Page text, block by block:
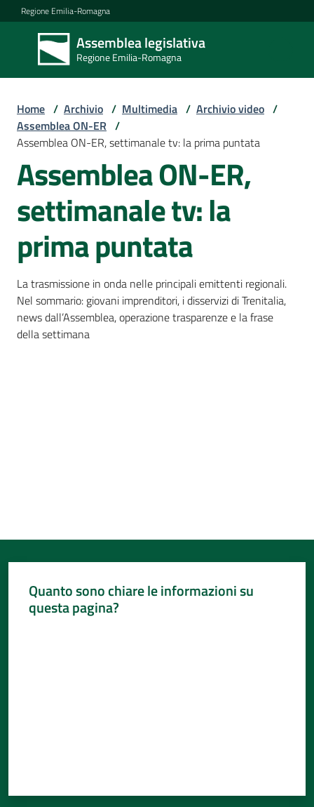
Vai al contenuto
Vai alla navigazione
Vai al footer
Regione Emilia-Romagna
Assemblea legislativa
Regione Emilia-Romagna
Assemblea
legislativa
Regione Emilia-
Assemblea
Attività
Argomenti
Per
i
Home / Archivio / Multimedia / Archivio video /
Assemblea ON-ER /
Assemblea ON-ER, settimanale tv: la prima puntata
Assemblea ON-ER,
settimanale tv: la
prima puntata
La trasmissione in onda nelle principali emittenti regionali.
Nel sommario: giovani imprenditori, i disservizi di Trenitalia,
news dall’Assemblea, operazione trasparenze e la frase
della settimana
Quanto sono chiare le informazioni su
questa pagina?